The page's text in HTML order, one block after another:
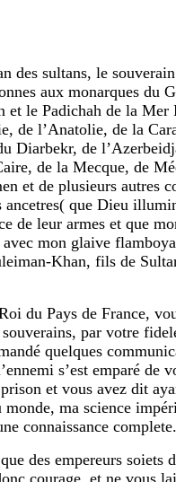
des sultans, le
aux monarques du
et le Padichah de la
de l’Anatolie, de la
Diarbekr, de
de la Mecque, de
et de plusieurs autres
ancetres( que Dieu
de leur armes et que
avec mon glaive
Khan, fils de
du Pays de France,
par votre
quelques
s’est emparé de
et vous avez dit
ma science
connaissance complete.
des empereurs soiets